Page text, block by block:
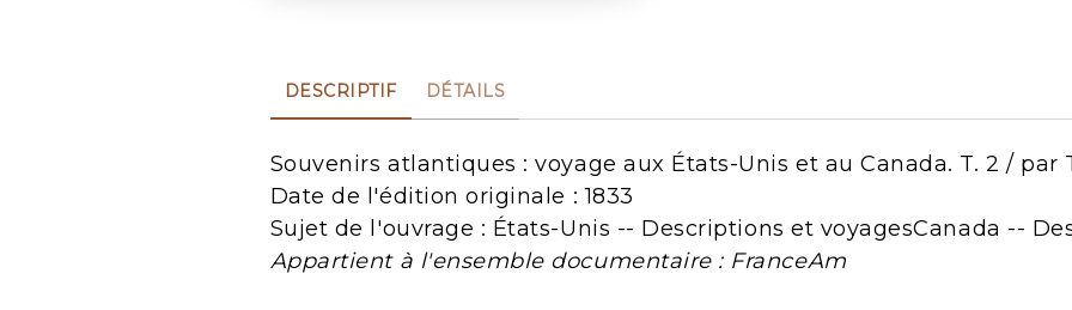
DESCRIPTIF DÉTAILS
Souvenirs atlantiques : voyage aux États-Unis et au Canada. T. 2 / par
Date de l'édition originale : 1833
Sujet de l'ouvrage : États-Unis -- Descriptions et voyagesCanada --
Appartient à l'ensemble documentaire : FranceAm